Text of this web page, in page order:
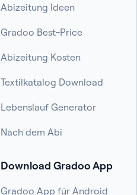
Download Gradoo App
Gradoo App für Android
Abizeitung Ideen
Gradoo Best-Price
Abizeitung Kosten
Textilkatalog Download
Lebenslauf Generator
Nach dem Abi